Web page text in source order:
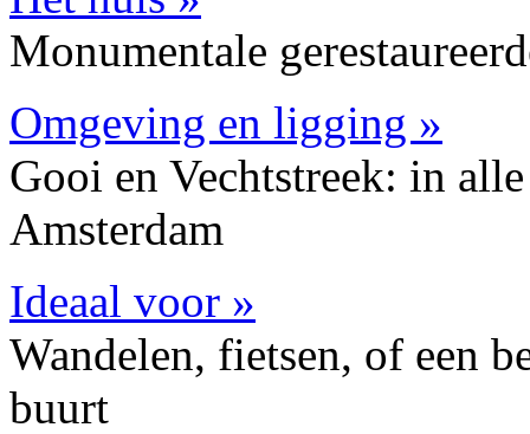
Monumentale
Omgeving en ligging »
Gooi en Vechtstreek: in
Amsterdam
Ideaal voor »
Wandelen, fietsen, of een
buurt